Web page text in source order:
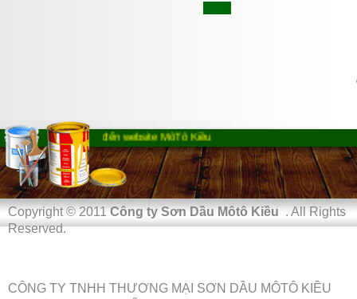
Chào mừng bạn đến website MôTô Kiều
Copyright © 2011Công ty Sơn Dầu Môtô Kiều. All Rights
Reserved.
CÔNG TY TNHH THƯƠNG MẠI SƠN DẦU MÔTÔ KIỀU